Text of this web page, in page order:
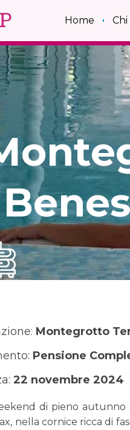
Home Chi
Montegrotto
Pensione
22 novembre 2024
di pieno autunno
nella cornice ricca di